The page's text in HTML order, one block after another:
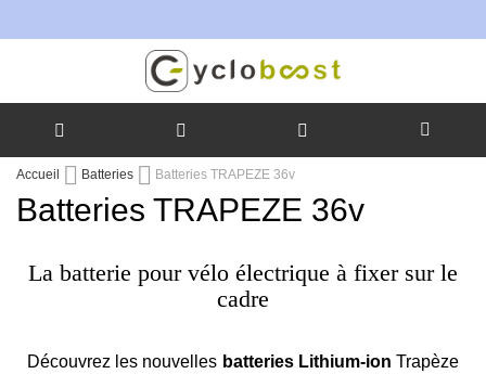
Allez
contenu
Accueil Batteries Batteries TRAPEZE 36v
Batteries TRAPEZE 36v
La batterie pour vélo électrique à fixer sur le
cadre
Découvrez les nouvelles batteries Lithium-ion Trapèze